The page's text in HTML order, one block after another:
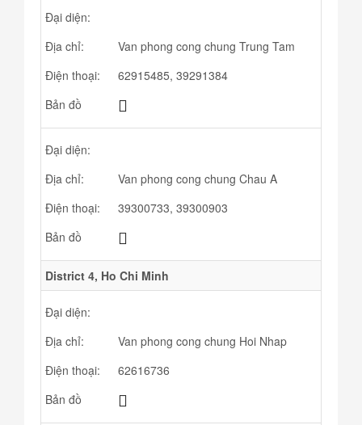
Đại diện:
Địa chỉ:
Van phong cong chung Trung Tam
Điện thoại:
62915485, 39291384
Bản đồ
Đại diện:
Địa chỉ:
Van phong cong chung Chau A
Điện thoại:
39300733, 39300903
Bản đồ
District 4, Ho Chi Minh
Đại diện:
Địa chỉ:
Van phong cong chung Hoi Nhap
Điện thoại:
62616736
Bản đồ